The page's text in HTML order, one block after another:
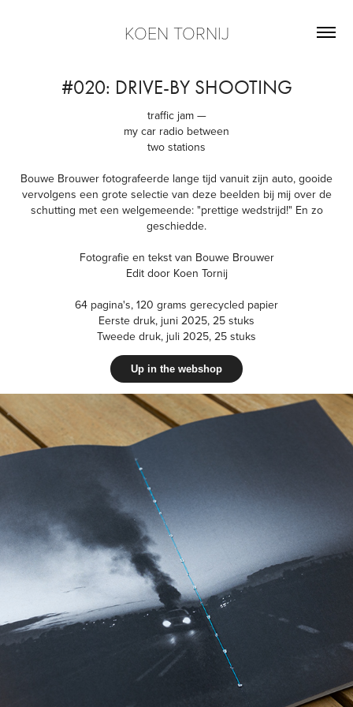
KOEN TORNIJ
#020: DRIVE-BY SHOOTING
traffic jam —
my car radio between
two stations
Bouwe Brouwer fotografeerde lange tijd vanuit zijn auto, gooide
vervolgens een grote selectie van deze beelden bij mij over de
schutting met een welgemeende: "prettige wedstrijd!" En zo
geschiedde.
Fotografie en tekst van Bouwe Brouwer
Edit door Koen Tornij
64 pagina's, 120 grams gerecycled papier
Eerste druk, juni 2025, 25 stuks
Tweede druk, juli 2025, 25 stuks
Up in the webshop